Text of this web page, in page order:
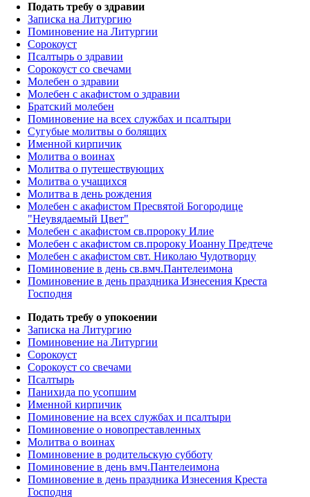
Подать требу о здравии
Записка на Литургию
Поминовение на Литургии
Сорокоуст
Псалтырь о здравии
Сорокоуст со свечами
Молебен о здравии
Молебен с акафистом о здравии
Братский молебен
Поминовение на всех службах и псалтыри
Сугубые молитвы о болящих
Именной кирпичик
Молитва о воинах
Молитва о путешествующих
Молитва о учащихся
Молитва в день рождения
Молебен с акафистом Пресвятой Богородице
"Неувядаемый Цвет"
Молебен с акафистом св.пророку Илие
Молебен с акафистом св.пророку Иоанну Предтече
Молебен с акафистом свт. Николаю Чудотворцу
Поминовение в день св.вмч.Пантелеимона
Поминовение в день праздника Изнесения Креста
Господня
Подать требу о упокоении
Записка на Литургию
Поминовение на Литургии
Сорокоуст
Сорокоуст со свечами
Псалтырь
Панихида по усопшим
Именной кирпичик
Поминовение на всех службах и псалтыри
Поминовение о новопреставленных
Молитва о воинах
Поминовение в родительскую субботу
Поминовение в день вмч.Пантелеимона
Поминовение в день праздника Изнесения Креста
Господня